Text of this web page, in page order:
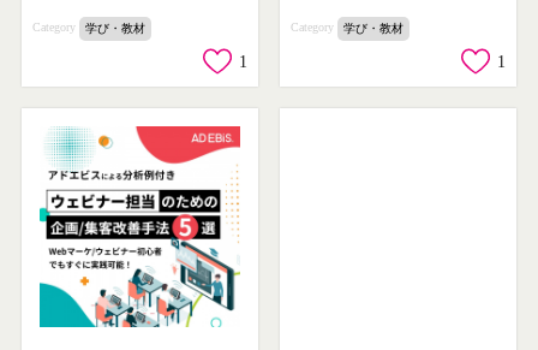
Category 学び・教材
1
Category 学び・教材
1